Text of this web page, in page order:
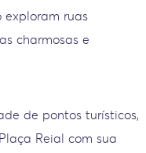
ruas
charmosas e
de pontos turísticos,
Reial com sua